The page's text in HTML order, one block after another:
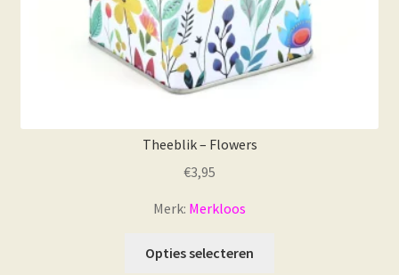
Theeblik – Flowers
€3,95
Merk: Merkloos
Opties selecteren